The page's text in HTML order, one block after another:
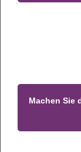
Machen Sie